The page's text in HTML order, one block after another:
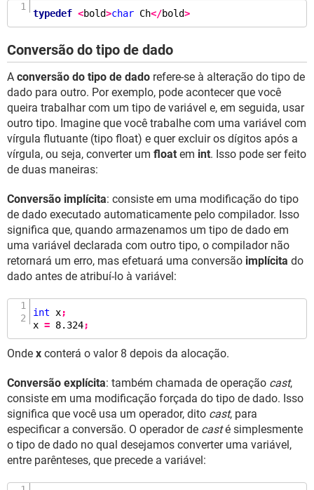
typedef <bold>char Ch</bold>
Conversão do tipo de dado
A conversão do tipo de dado refere-se à alteração do tipo de
dado para outro. Por exemplo, pode acontecer que você
queira trabalhar com um tipo de variável e, em seguida, usar
outro tipo. Imagine que você trabalhe com uma variável com
vírgula flutuante (tipo float) e quer excluir os dígitos após a
vírgula, ou seja, converter um float em int. Isso pode ser feito
de duas maneiras:
Conversão implícita: consiste em uma modificação do tipo
de dado executado automaticamente pelo compilador. Isso
significa que, quando armazenamos um tipo de dado em
uma variável declarada com outro tipo, o compilador não
retornará um erro, mas efetuará uma conversão implícita do
dado antes de atribuí-lo à variável:
int x;
x = 8.324;
Onde x conterá o valor 8 depois da alocação.
Conversão explícita: também chamada de operação cast,
consiste em uma modificação forçada do tipo de dado. Isso
significa que você usa um operador, dito cast, para
especificar a conversão. O operador de casté simplesmente
o tipo de dado no qual desejamos converter uma variável,
entre parênteses, que precede a variável: